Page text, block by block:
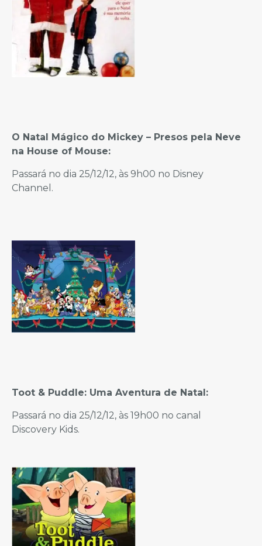
O Natal Mágico do Mickey – Presos pela Neve
na House of Mouse:
Passará no dia 25/12/12, às 9h00 no Disney
Channel.
Toot & Puddle: Uma Aventura de Natal:
Passará no dia 25/12/12, às 19h00 no canal
Discovery Kids.